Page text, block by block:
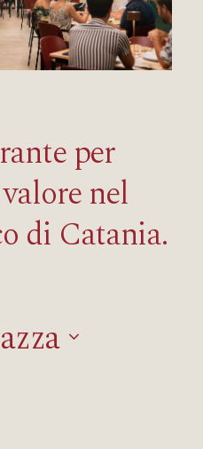
per
nel
di Catania.